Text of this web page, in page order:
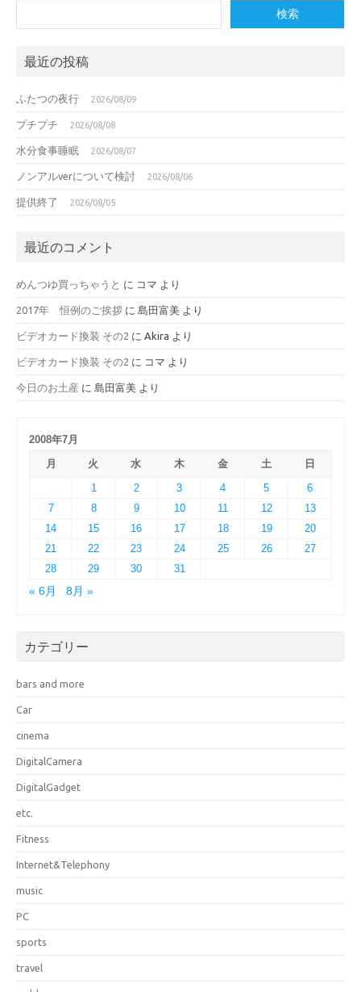
検索
最近の投稿
ふたつの夜行 2026/08/09
プチプチ 2026/08/08
水分食事睡眠 2026/08/07
ノンアルverについて検討 2026/08/06
提供終了 2026/08/05
最近のコメント
めんつゆ買っちゃうと に コマ より
2017年 恒例のご挨拶 に 島田富美 より
ビデオカード換装 その2 に Akira より
ビデオカード換装 その2 に コマ より
今日のお土産 に 島田富美 より
2008年7月
月
火 水 木 金 土
日
1
2 3 4 5
6
7
8 9 10 11 12
13
14
15 16 17 18 19
20
21
22 23 24 25 26
27
28
29 30
31
« 6月
8月 »
カテゴリー
bars and more
Car
cinema
DigitalCamera
DigitalGadget
etc.
Fitness
Internet&Telephony
music
PC
sports
travel